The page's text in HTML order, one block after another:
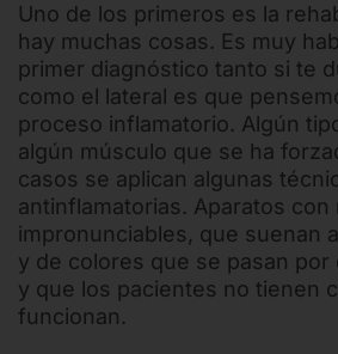
Uno de los primeros es la
hay muchas cosas. Es muy
primer diagnóstico tanto si te
como el lateral es que
proceso inflamatorio. Algún
algún músculo que se ha
casos se aplican algunas
antinflamatorias. Aparatos con
impronunciables, que suenan
y de colores que se pasan por
y que los pacientes no tienen
funcionan.